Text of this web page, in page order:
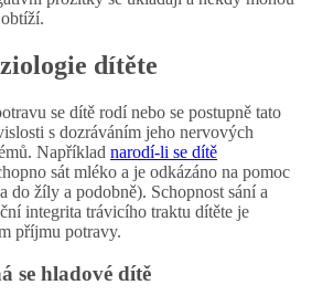
dítěte
se dítě rodí nebo se postupně tato
s dozráváním jeho nervových
Například narodí-li se dítě
sát mléko a je odkázáno na pomoc
do žíly a podobně). Schopnost sání a
integrita trávicího traktu dítěte je
příjmu potravy.
se hladové dítě